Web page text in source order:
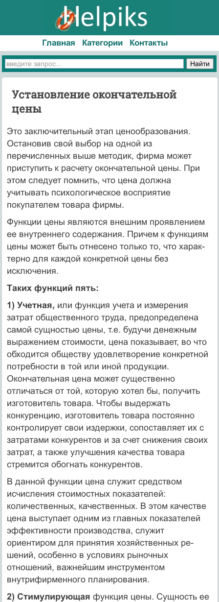
Главная Категории Контакты
Установление окончательной
цены
Это заключительный этап ценообразования.
Остановив свой выбор на одной из
перечисленных выше методик, фирма может
приступить к расчету окончательной цены. При
этом следует помнить, что цена должна
учитывать психологическое восприятие
покупателем товара фирмы.
Функции цены являются внешним проявлением
ее внутреннего содержа­ния. Причем к функциям
цены может быть отнесено только то, что харак­
терно для каждой конкретной цены без
исключения.
Таких функций пять:
1) Учетная, или функция учета и измерения
затрат общественного труда, предопределена
самой сущностью цены, т.е. будучи денежным
выражением стоимости, цена показывает, во что
обходится обществу удовлетворение кон­кретной
потребности в той или иной продукции.
Окончательная цена может существенно
отличаться от той, которую хотел бы, получить
изготовитель товара. Чтобы выдержать
конкуренцию, изготовитель товара постоянно
контролирует свои издержки, сопоставляет их с
затратами конкурентов и за счет снижения своих
затрат, а также улучшения качества товара
стремится обогнать конкурентов.
В данной функции цена служит средством
исчисления стоимостных по­казателей:
количественных, качественных. В этом качестве
цена выступает одним из главных показателей
эффек­тивности производства, служит
ориентиром для принятия хозяйственных ре­
шений, особенно в условиях рыночных
отношений, важнейшим инструментом
внутрифирменного планирования.
2) Стимулирующая функция цены. Сущность ее